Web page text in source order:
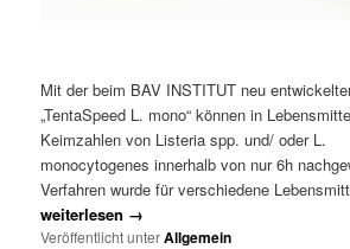
Mit der beim BAV INSTITUT neu
„TentaSpeed L. mono“ können in
Keimzahlen von Listeria spp. und/ oder L.
monocytogenes innerhalb von nur 6h
Verfahren wurde für verschiedene
weiterlesen →
Veröffentlicht unterAllgemein